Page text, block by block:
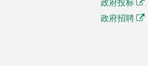
政府招聘